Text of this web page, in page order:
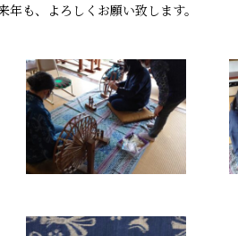
も、よろしくお願い致します。